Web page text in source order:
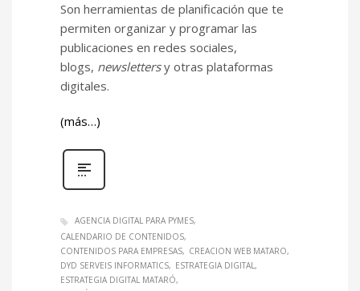
Son herramientas de planificación que te
permiten organizar y programar las
publicaciones en redes sociales,
blogs, newslettersy otras plataformas
digitales.
(más…)
AGENCIA DIGITAL PARA PYMES
CALENDARIO DE CONTENIDOS
CONTENIDOS PARA EMPRESAS
CREACION WEB MATARO
DYD SERVEIS INFORMATICS
ESTRATEGIA DIGITAL
ESTRATEGIA DIGITAL MATARÓ